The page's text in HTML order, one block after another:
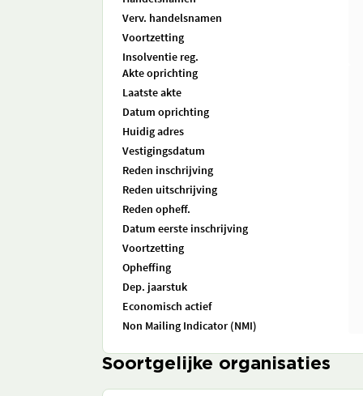
Verv. handelsnamen
Voortzetting
Insolventie reg.
Akte oprichting
Laatste akte
Datum oprichting
Huidig adres
Vestigingsdatum
Reden inschrijving
Reden uitschrijving
Reden opheff.
Datum eerste inschrijving
Voortzetting
Opheffing
Dep. jaarstuk
Economisch actief
Non Mailing Indicator (NMI)
Soortgelijke organisaties